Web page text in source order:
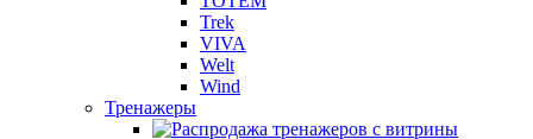
Trek
VIVA
Welt
Wind
Тренажеры